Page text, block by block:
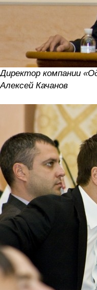
Директор компании
Алексей Качанов